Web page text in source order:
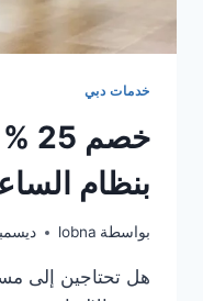
خدمات دبي
بنظام
بواسطة lobna ديسمبر 9,
هل تحتاجين إلى